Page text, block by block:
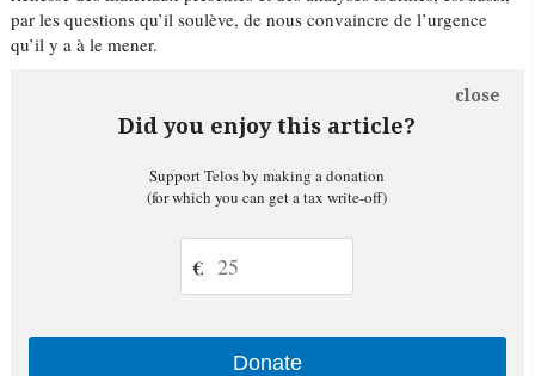
par les questions qu’il soulève, de nous convaincre de l’urgence
qu’il y a à le mener.
Did you enjoy this article?
close
Support Telos by making a donation
(for which you can get a tax write-off)
€
Donate